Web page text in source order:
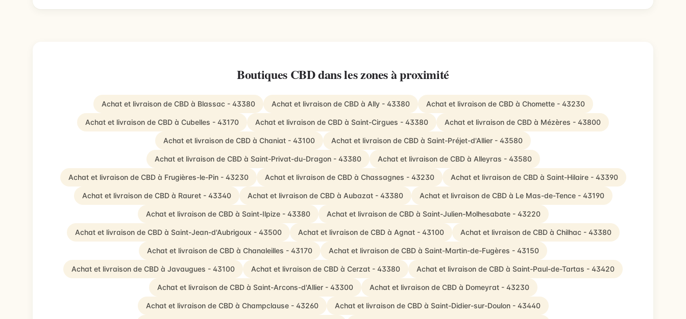
Boutiques CBD dans les zones à proximité
Achat et livraison de CBD à Blassac - 43380 Achat et livraison de CBD à Ally - 43380 Achat et livraison de CBD à Chomette - 43230
Achat et livraison de CBD à Cubelles - 43170 Achat et livraison de CBD à Saint-Cirgues - 43380 Achat et livraison de CBD à Mézères - 43800
Achat et livraison de CBD à Chaniat - 43100 Achat et livraison de CBD à Saint-Préjet-d'Allier - 43580
Achat et livraison de CBD à Saint-Privat-du-Dragon - 43380 Achat et livraison de CBD à Alleyras - 43580
Achat et livraison de CBD à Frugières-le-Pin - 43230 Achat et livraison de CBD à Chassagnes - 43230 Achat et livraison de CBD à Saint-Hilaire - 43390
Achat et livraison de CBD à Rauret - 43340 Achat et livraison de CBD à Aubazat - 43380 Achat et livraison de CBD à Le Mas-de-Tence - 43190
Achat et livraison de CBD à Saint-Ilpize - 43380 Achat et livraison de CBD à Saint-Julien-Molhesabate - 43220
Achat et livraison de CBD à Saint-Jean-d'Aubrigoux - 43500 Achat et livraison de CBD à Agnat - 43100 Achat et livraison de CBD à Chilhac - 43380
Achat et livraison de CBD à Chanaleilles - 43170 Achat et livraison de CBD à Saint-Martin-de-Fugères - 43150
Achat et livraison de CBD à Javaugues - 43100 Achat et livraison de CBD à Cerzat - 43380 Achat et livraison de CBD à Saint-Paul-de-Tartas - 43420
Achat et livraison de CBD à Saint-Arcons-d'Allier - 43300 Achat et livraison de CBD à Domeyrat - 43230
Achat et livraison de CBD à Champclause - 43260 Achat et livraison de CBD à Saint-Didier-sur-Doulon - 43440